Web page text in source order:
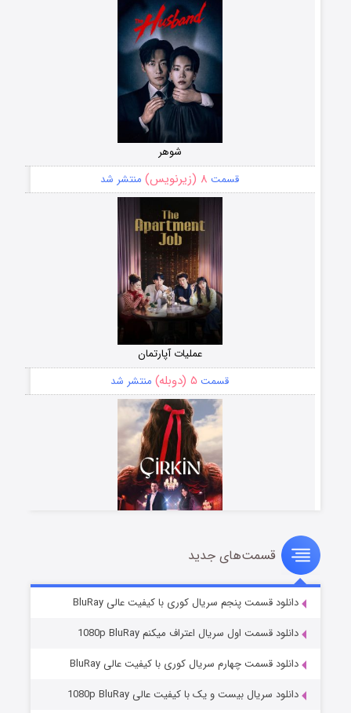
شوهر
قسمت ۸ (زیرنویس) منتشر شد
عملیات آپارتمان
قسمت ۵ (دوبله) منتشر شد
سریال زشت
قسمت۲ (زیرنویس) منتشر شد
قسمت‌های جدید
دانلود قسمت پنجم سریال کوری با کیفیت عالی BluRay
دانلود قسمت اول سریال اعتراف میکنم 1080p BluRay
دانلود قسمت چهارم سریال کوری با کیفیت عالی BluRay
دانلود سریال بیست و یک با کیفیت عالی 1080p BluRay